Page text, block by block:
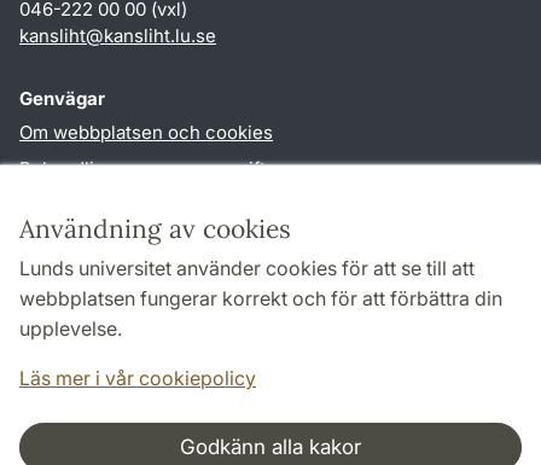
Användning av cookies
Lunds universitet använder cookies för att se till att
webbplatsen fungerar korrekt och för att förbättra din
upplevelse.
Läs mer i vår cookiepolicy
Godkänn alla kakor
046-222 00 00 (vxl)
kansliht@kansliht.lu.se
Genvägar
Om webbplatsen och cookies
Behandling av personuppgifter
TYPO3-login
Följ oss i sociala medier